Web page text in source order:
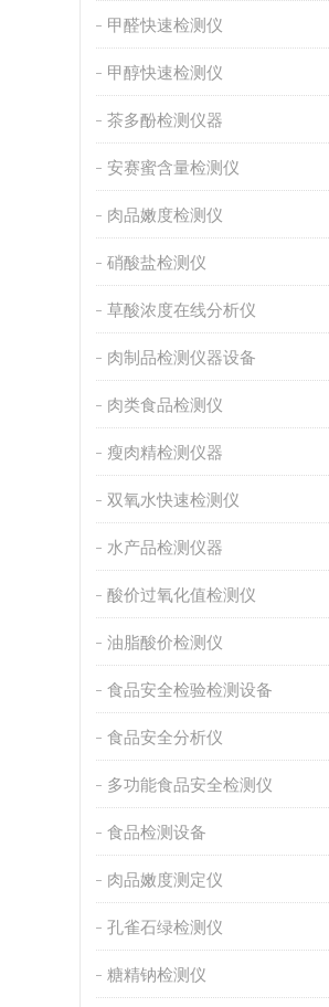
甲醛快速检测仪
甲醇快速检测仪
茶多酚检测仪器
安赛蜜含量检测仪
肉品嫩度检测仪
硝酸盐检测仪
草酸浓度在线分析仪
肉制品检测仪器设备
肉类食品检测仪
瘦肉精检测仪器
双氧水快速检测仪
水产品检测仪器
酸价过氧化值检测仪
油脂酸价检测仪
食品安全检验检测设备
食品安全分析仪
多功能食品安全检测仪
食品检测设备
肉品嫩度测定仪
孔雀石绿检测仪
糖精钠检测仪